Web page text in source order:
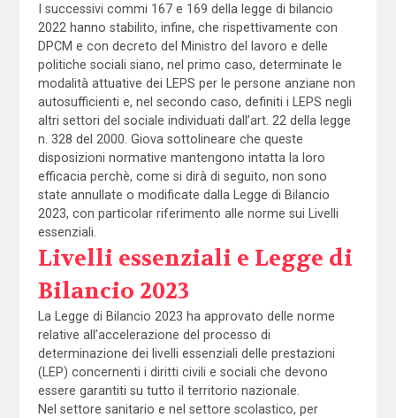
I successivi commi 167 e 169 della legge di bilancio
2022 hanno stabilito, infine, che rispettivamente con
DPCM e con decreto del Ministro del lavoro e delle
politiche sociali siano, nel primo caso, determinate le
modalità attuative dei LEPS per le persone anziane non
autosufficienti e, nel secondo caso, definiti i LEPS negli
altri settori del sociale individuati dall’art. 22 della legge
n. 328 del 2000. Giova sottolineare che queste
disposizioni normative mantengono intatta la loro
efficacia perchè, come si dirà di seguito, non sono
state annullate o modificate dalla Legge di Bilancio
2023, con particolar riferimento alle norme sui Livelli
essenziali.
Livelli essenziali e Legge di
Bilancio 2023
La Legge di Bilancio 2023 ha approvato delle norme
relative all’accelerazione del processo di
determinazione dei livelli essenziali delle prestazioni
(LEP) concernenti i diritti civili e sociali che devono
essere garantiti su tutto il territorio nazionale.
Nel settore sanitario e nel settore scolastico, per